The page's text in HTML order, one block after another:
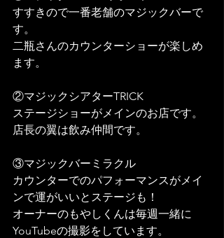
すすきので一番老舗のマジックバーで
す。
二瓶さんのカウンターショーが楽しめ
ます。
②マジックシアターTRICK
ステージショーがメインのお店です。
店長の翼は飲み仲間です。
③マジックバーミラクル
カウンターでのパフォーマンスがメイ
ンで運がいいとステージも！
オーナーのもやしくんは毎週一緒に
YouTubeの撮影をしています。